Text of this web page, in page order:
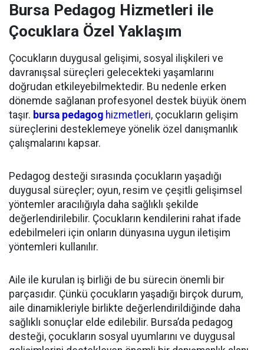
Bursa Pedagog Hizmetleri ile
Çocuklara Özel Yaklaşım
Çocukların duygusal gelişimi, sosyal ilişkileri ve
davranışsal süreçleri gelecekteki yaşamlarını
doğrudan etkileyebilmektedir. Bu nedenle erken
dönemde sağlanan profesyonel destek büyük önem
taşır. bursa pedagog hizmetleri, çocukların gelişim
süreçlerini desteklemeye yönelik özel danışmanlık
çalışmalarını kapsar.
Pedagog desteği sırasında çocukların yaşadığı
duygusal süreçler; oyun, resim ve çeşitli gelişimsel
yöntemler aracılığıyla daha sağlıklı şekilde
değerlendirilebilir. Çocukların kendilerini rahat ifade
edebilmeleri için onların dünyasına uygun iletişim
yöntemleri kullanılır.
Aile ile kurulan iş birliği de bu sürecin önemli bir
parçasıdır. Çünkü çocukların yaşadığı birçok durum,
aile dinamikleriyle birlikte değerlendirildiğinde daha
sağlıklı sonuçlar elde edilebilir. Bursa’da pedagog
desteği, çocukların sosyal uyumlarını ve duygusal